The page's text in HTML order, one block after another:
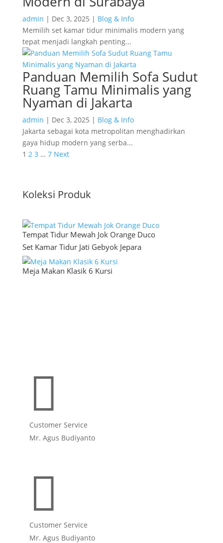
admin | Dec 3, 2025 | Blog & Info
Memilih set kamar tidur minimalis modern yang
tepat menjadi langkah penting...
Panduan Memilih Sofa Sudut
Ruang Tamu Minimalis yang
Nyaman di Jakarta
admin | Dec 3, 2025 | Blog & Info
Jakarta sebagai kota metropolitan menghadirkan
gaya hidup modern yang serba...
1 2 3 … 7 Next
Koleksi Produk
Tempat Tidur Mewah Jok Orange Duco
Set Kamar Tidur Jati Gebyok Jepara
Meja Makan Klasik 6 Kursi

Customer Service
Mr. Agus Budiyanto

Customer Service
Mr. Agus Budiyanto